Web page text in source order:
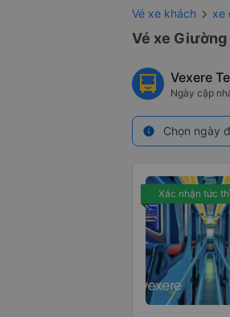
Vé xe khách xe
Vé xe
Vexere
Ngày cập
info Chọn ngày
Xác nhận tức thì